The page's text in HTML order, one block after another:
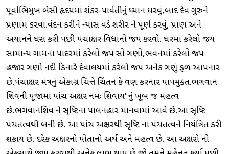
પૂર્વાભિમુખ બેસી હૃદયમાં શંકર-પાર્વતીનું ધ્યાન ધરવું,બાદ દેવ ગુરુને
પ્રણામ કરવા.વંદન કરીને ન્યાસ વડે શરીર ને પૂર્ણ કરવું, પ્રાણ અને
અયાનને ઘસ કરી પછી પંચાક્ષર વિધાનો જપ કરવો. ઘરમાં કરેલો જય
સામાન્ય ગામના પાદરમાં કરેલો જપ સો ગણો,ભવનમાં કરેલો જપ
હજાર ગણો નદી કિનારે દેવાલયમાં કરેલો જપ અનેક ગણું ફળ આપનાર
છે.પંચાક્ષર મંત્રનું એકાગ્ર ચિત્તે ચિંતન કે શ્રવણ કરનાર પાપમુક્ત.ભગવાન
શિવની પૂજામાં પાંચ અક્ષર નમઃ શિવાય‘ નું ખૂબ જ મહત્વ
છે.ભગવાનશિવ ને સૃષ્ટિના પાલનહાર માનવામાં આવે છે.આ સૃષ્ટિ
પંચતત્વથી બની છે. આ પાંચ અક્ષરથી સૃષ્ટિ ના પંચતત્વને નિયંત્રિત કરી
શકાય છે. દરેક અક્ષરનો પોતાનો અર્થ અને મહત્વ છે. આ અક્ષરો નો